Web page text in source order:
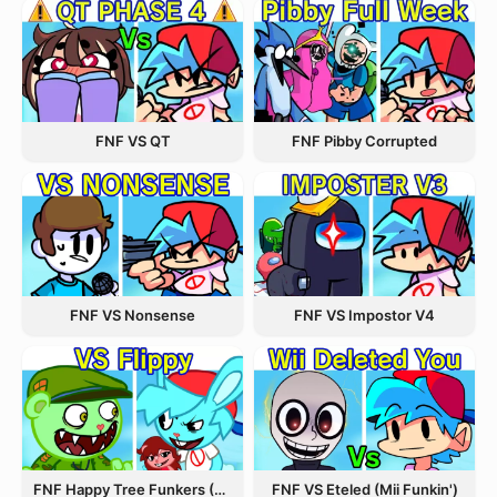
FNF VS QT FNF Pibby Corrupted
FNF VS Nonsense FNF VS Impostor V4
FNF Happy Tree Funkers (VS FLIPPY) FNF VS Eteled (Mii Funkin')